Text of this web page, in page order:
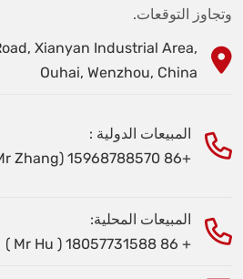
وتجاوز التوقعات.
Xianyan Industrial Area,
Ouhai, Wenzhou, China
المبيعات الدولية :
+86 15968788570 (Mr Zhang)
المبيعات المحلية:
+ 86 18057731588 ( Mr Hu )